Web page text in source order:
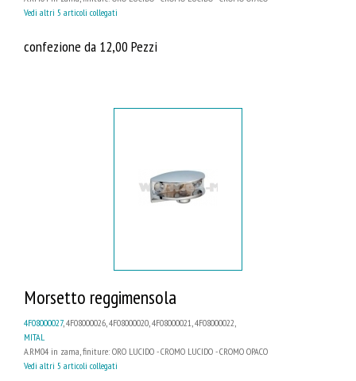
Vedi altri 5 articoli collegati
confezione da 12,00 Pezzi
Morsetto reggimensola
4F08000027, 4F08000026, 4F08000020, 4F08000021, 4F08000022,
MITAL
A.RM04 in zama, finiture: ORO LUCIDO - CROMO LUCIDO - CROMO OPACO
Vedi altri 5 articoli collegati